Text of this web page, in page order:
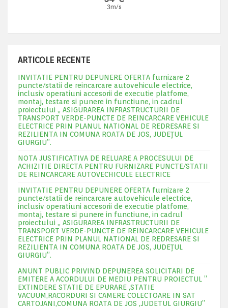
3m/s
ARTICOLE RECENTE
INVITATIE PENTRU DEPUNERE OFERTA furnizare 2
puncte/statii de reincarcare autovehicule electrice,
inclusiv operatiuni accesorii de executie platfome,
montaj, testare si punere in functiune, in cadrul
proiectului „ ASIGURAREA INFRASTRUCTURII DE
TRANSPORT VERDE-PUNCTE DE REINCARCARE VEHICULE
ELECTRICE PRIN PLANUL NATIONAL DE REDRESARE SI
REZILIENTA IN COMUNA ROATA DE JOS, JUDEŢUL
GIURGIU”.
NOTA JUSTIFICATIVA DE RELUARE A PROCESULUI DE
ACHIZITIE DIRECTA PENTRU FURNIZARE PUNCTE/STATII
DE REINCARCARE AUTOVECHICULE ELECTRICE
INVITATIE PENTRU DEPUNERE OFERTA furnizare 2
puncte/statii de reincarcare autovehicule electrice,
inclusiv operatiuni accesorii de executie platfome,
montaj, testare si punere in functiune, in cadrul
proiectului „ ASIGURAREA INFRASTRUCTURII DE
TRANSPORT VERDE-PUNCTE DE REINCARCARE VEHICULE
ELECTRICE PRIN PLANUL NATIONAL DE REDRESARE SI
REZILIENTA IN COMUNA ROATA DE JOS, JUDEŢUL
GIURGIU”.
ANUNT PUBLIC PRIVIND DEPUNEREA SOLICITARI DE
EMITERE A ACORDULUI DE MEDIU PENTRU PROIECTUL ”
EXTINDERE STATIE DE EPURARE ,STATIE
VACUUM,RACORDURI SI CAMERE COLECTOARE IN SAT
CARTOJANI,COMUNA ROATA DE JOS ,JUDETUL GIURGIU”